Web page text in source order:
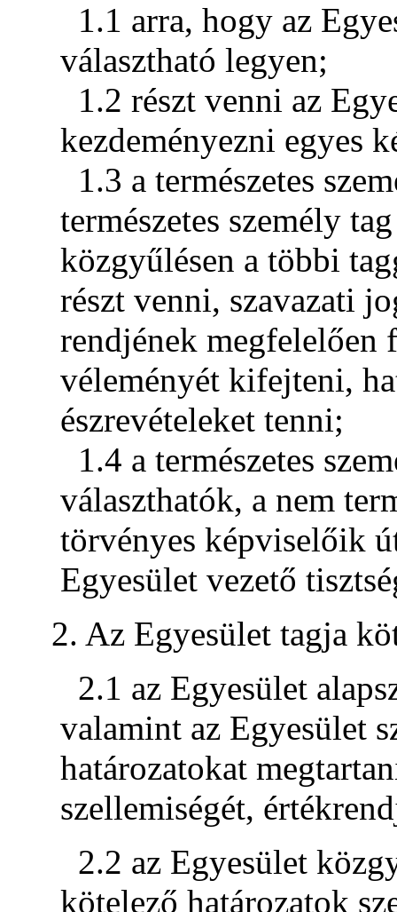
1.1 arra, hogy az
választható legyen;
1.2 részt venni az
kezdeményezni egyes
1.3 a természetes
természetes személy
közgyűlésen a többi
részt venni, szavazati
rendjének megfelelően
véleményét kifejteni,
észrevételeket tenni;
1.4 a természetes
választhatók, a nem
törvényes képviselőik
Egyesület vezető
2. Az Egyesület tagja
2.1 az Egyesület
valamint az Egyesület
határozatokat
szellemiségét,
2.2 az Egyesület
kötelező határozatok